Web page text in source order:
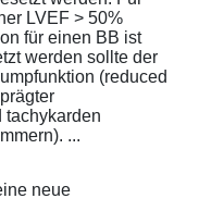
LVEF > 50%
für einen BB ist
werden sollte der
(reduced
tachykarden
...